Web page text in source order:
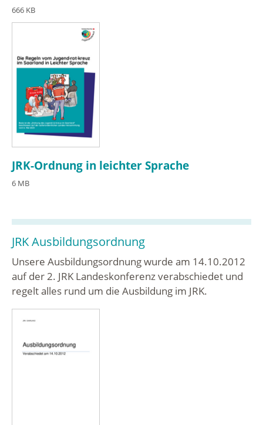
666 KB
JRK-Ordnung in leichter Sprache
6 MB
JRK Ausbildungsordnung
Unsere Ausbildungsordnung wurde am 14.10.2012
auf der 2. JRK Landeskonferenz verabschiedet und
regelt alles rund um die Ausbildung im JRK.